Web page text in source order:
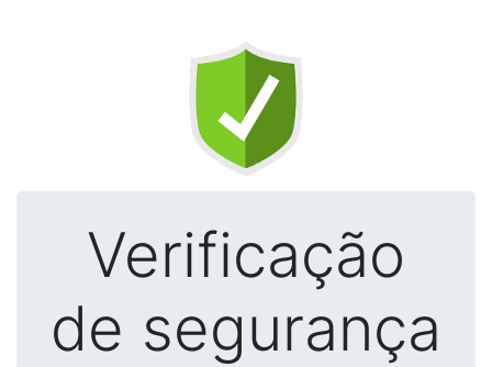
Verificação
de segurança